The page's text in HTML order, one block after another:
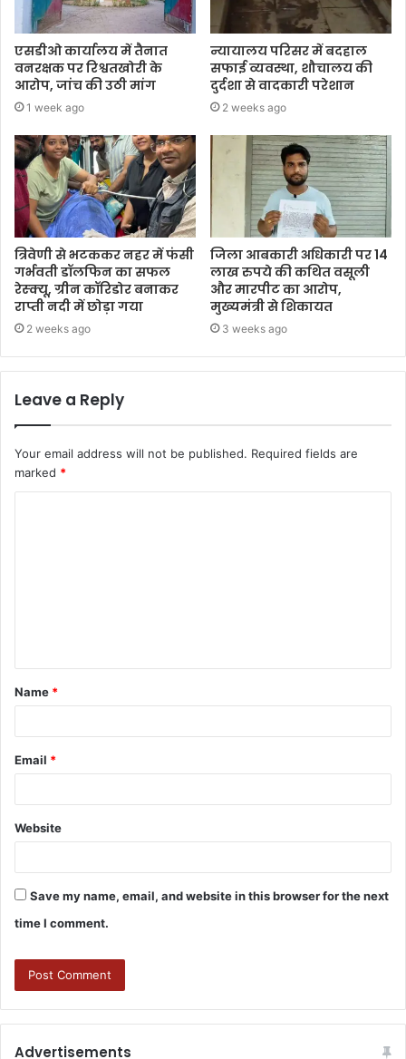
एसडीओ कार्यालय में तैनात
वनरक्षक पर रिश्वतखोरी के
आरोप, जांच की उठी मांग
1 week ago
न्यायालय परिसर में बदहाल
सफाई व्यवस्था, शौचालय की
दुर्दशा से वादकारी परेशान
2 weeks ago
त्रिवेणी से भटककर नहर में फंसी
गर्भवती डॉलफिन का सफल
रेस्क्यू, ग्रीन कॉरिडोर बनाकर
राप्ती नदी में छोड़ा गया
2 weeks ago
जिला आबकारी अधिकारी पर 14
लाख रुपये की कथित वसूली
और मारपीट का आरोप,
मुख्यमंत्री से शिकायत
3 weeks ago
Leave a Reply
Your email address will not be published. Required fields are
marked *
Name *
Email *
Website
Save my name, email, and website in this browser for the next
time I comment.
Advertisements